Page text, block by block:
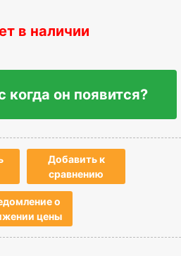
в наличии
когда он появится?
Добавить к
сравнению
о
цены